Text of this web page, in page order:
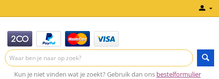
Kun je niet vinden wat je zoekt? Gebruik dan ons bestelformulier